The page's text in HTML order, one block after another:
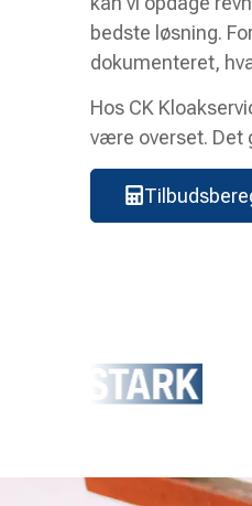
bedste løsning.
dokumenteret,
Hos CK
være overset. Det